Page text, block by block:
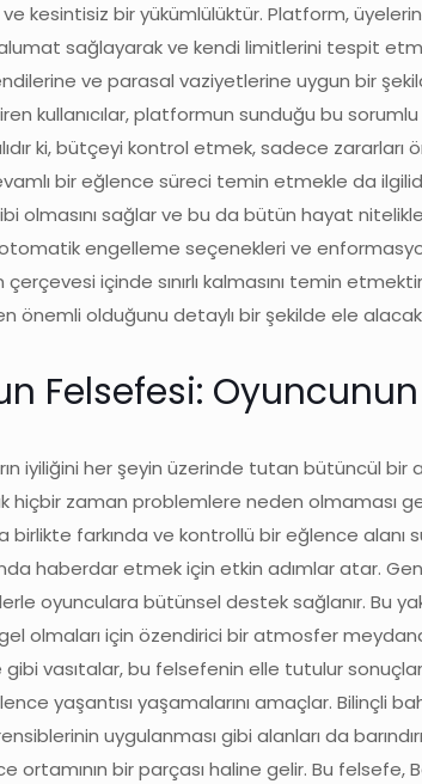
kesintisiz bir yükümlülüktür. Platform,
sağlayarak ve kendi limitlerini tespit
ve parasal vaziyetlerine uygun bir
kullanıcılar, platformun sunduğu bu
ki, bütçeyi kontrol etmek, sadece zararları
bir eğlence süreci temin etmekle da
olmasını sağlar ve bu da bütün hayat
otomatik engelleme seçenekleri ve
içinde sınırlı kalmasını temin
önemli olduğunu detaylı bir şekilde ele
Felsefesi:
iyiliğini her şeyin üzerinde tutan bütüncül bir
hiçbir zaman problemlere neden olmaması
farkında ve kontrollü bir eğlence alanı
haberdar etmek için etkin adımlar atar.
oyunculara bütünsel destek sağlanır. Bu
olmaları için özendirici bir atmosfer
vasıtalar, bu felsefenin elle tutulur
yaşantısı yaşamalarını amaçlar. Bilinçli
uygulanması gibi alanları da
ortamının bir parçası haline gelir. Bu felsefe,